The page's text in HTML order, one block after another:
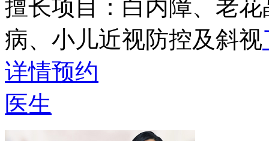
擅长项目： 白内障、老
病、小儿近视防控及斜视
详情预约
医生